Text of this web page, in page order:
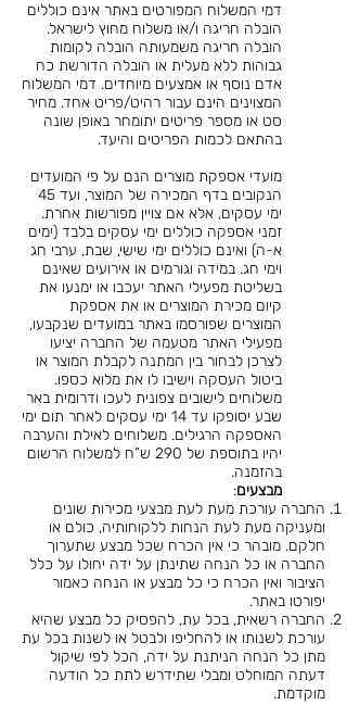
דמי המשלוח המפורטים באתר אינם כוללים
הובלה חריגה ו/או משלוח מחוץ לישראל.
הובלה חריגה משמעותה הובלה לקומות
גבוהות ללא מעלית או הובלה הדורשת כח
אדם נוסף או אמצעים מיוחדים. דמי המשלוח
המצוינים הינם עבור רהיט/פריט אחד. מחיר
סט או מספר פריטים יתומחר באופן שונה
בהתאם לכמות הפריטים והיעד.
​מועדי אספקת מוצרים הנם על פי המועדים
הנקובים בדף המכירה של המוצר, ועד 45
ימי עסקים, אלא אם צויין מפורשות אחרת.
זמני אספקה כוללים ימי עסקים בלבד (ימים
א-ה) ואינם כוללים ימי שישי, שבת, ערבי חג
וימי חג. במידה וגורמים או אירועים שאינם
בשליטת מפעילי האתר יעכבו או ימנעו את
קיום מכירת המוצרים או את אספקת
המוצרים שפורסמו באתר במועדים שנקבעו,
מפעילי האתר מטעמה של החברה יציעו
לצרכן לבחור בין המתנה לקבלת המוצר או
ביטול העסקה וישיבו לו את מלוא כספו.
משלוחים לישובים צפונית לעכו ודרומית באר
שבע יסופקו עד 14 ימי עסקים לאחר תום ימי
האספקה הרגילים. משלוחים לאילת והערבה
יהיו בתוספת של 290 ש”ח למשלוח הרשום
בהזמנה.
מבצעים:
החברה עורכת מעת לעת מבצעי מכירות שונים
ומעניקה מעת לעת הנחות ללקוחותיה, כולם או
חלקם. מובהר כי אין הכרח שכל מבצע שתערוך
החברה או כל הנחה שתינתן על ידה יחולו על כלל
הציבור ואין הכרח כי כל מבצע או הנחה כאמור
יפורטו באתר.
החברה רשאית, בכל עת, להפסיק כל מבצע שהיא
עורכת לשנותו או להחליפו ולבטל או לשנות בכל עת
מתן כל הנחה הניתנת על ידה, הכל לפי שיקול
דעתה המוחלט ומבלי שתידרש לתת כל הודעה
מוקדמת.